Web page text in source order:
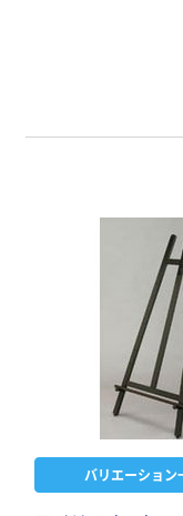
バリエーション